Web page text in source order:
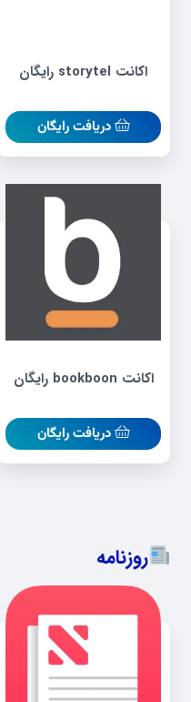
اکانت storytel رایگان
دریافت رایگان
اکانت bookboon رایگان
دریافت رایگان
روزنامه